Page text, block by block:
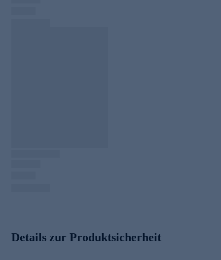
Details zur Produktsicherheit